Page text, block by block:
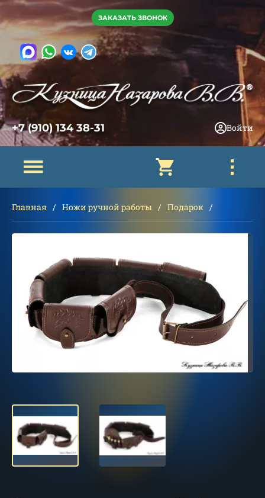
ЗАКАЗАТЬ ЗВОНОК
+7 (910) 134 38-31 Войти
Главная Ножи ручной работы Подарок